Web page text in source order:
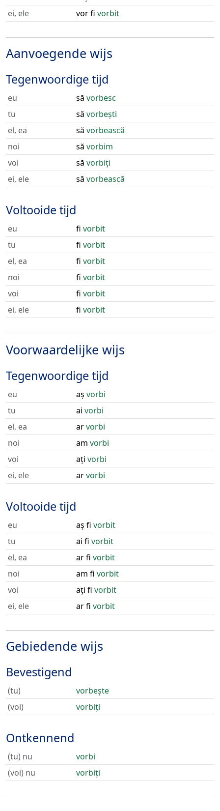
ei, ele
vor fi vorbit
Aanvoegende wijs
Tegenwoordige tijd
eu să vorbesc
tu
să vorbești
el, ea
să vorbească
noi
să vorbim
voi
să vorbiți
ei, ele
să vorbească
Voltooide tijd
eu fi vorbit
tu
fi vorbit
el, ea
fi vorbit
noi
fi vorbit
voi
fi vorbit
ei, ele
fi vorbit
Voorwaardelijke wijs
Tegenwoordige tijd
eu aș vorbi
tu
ai vorbi
el, ea
arvorbi
noi
am vorbi
voi
ați vorbi
ei, ele
arvorbi
Voltooide tijd
eu aș fi vorbit
tu
ai fi vorbit
el, ea
ar fi vorbit
noi
am fi vorbit
voi
ați fi vorbit
ei, ele
ar fi vorbit
Gebiedende wijs
Bevestigend
(tu)
vorbește
(voi)
vorbiți
Ontkennend
(tu) nu
vorbi
(voi) nu
vorbiți